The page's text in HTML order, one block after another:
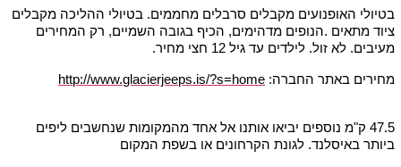
בטיולי האופנועים מקבלים סרבלים מחממים. בטיולי ההליכה מקבלים
ציוד מתאים .הנופים מדהימים, הכיף בגובה השמיים, רק המחירים
מעיבים. לא זול. לילדים עד גיל 12 חצי מחיר.
מחירים באתר החברה: http://www.glacierjeeps.is/?s=home
47.5 ק"מ נוספים יביאו אותנו אל אחד מהמקומות שנחשבים ליפים
ביותר באיסלנד. לגונת הקרחונים או בשפת המקום